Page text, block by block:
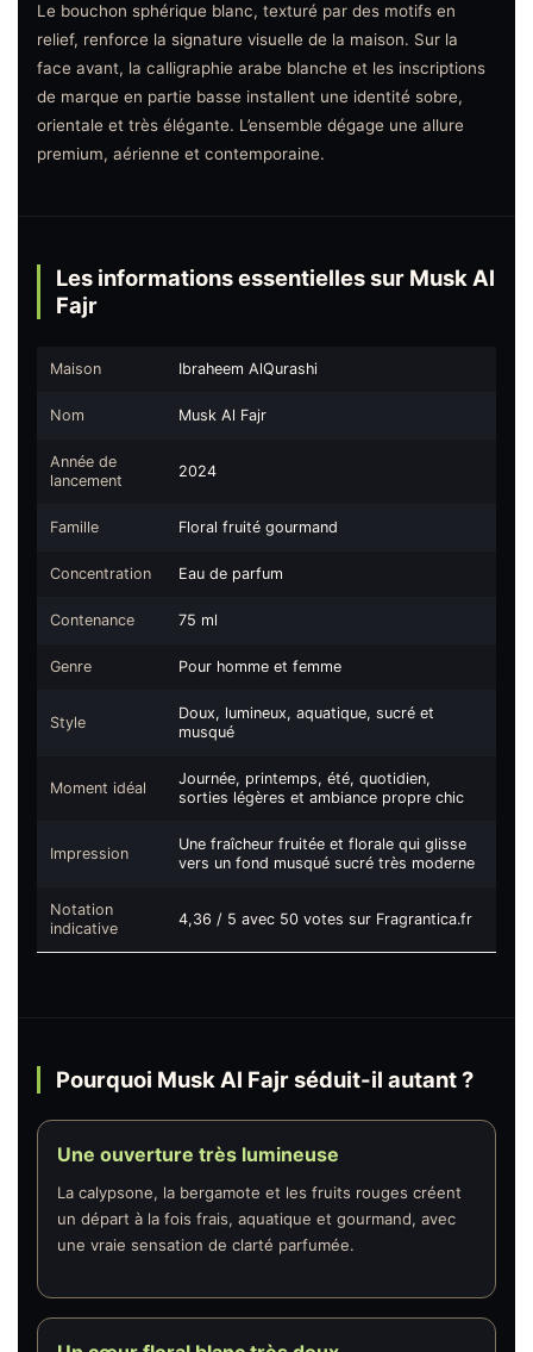
Le bouchon sphérique blanc, texturé par des motifs en
relief, renforce la signature visuelle de la maison. Sur la
face avant, la calligraphie arabe blanche et les inscriptions
de marque en partie basse installent une identité sobre,
orientale et très élégante. L’ensemble dégage une allure
premium, aérienne et contemporaine.
Les informations essentielles sur Musk Al
Fajr
Maison Ibraheem AlQurashi
Nom Musk Al Fajr
Année de
lancement
2024
Famille Floral fruité gourmand
Concentration Eau de parfum
Contenance 75 ml
Genre Pour homme et femme
Style
Doux, lumineux, aquatique, sucré et
musqué
Moment idéal
Journée, printemps, été, quotidien,
sorties légères et ambiance propre chic
Impression
Une fraîcheur fruitée et florale qui glisse
vers un fond musqué sucré très moderne
Notation
indicative
4,36 / 5 avec 50 votes sur Fragrantica.fr
Pourquoi Musk Al Fajr séduit-il autant ?
Une ouverture très lumineuse
La calypsone, la bergamote et les fruits rouges créent
un départ à la fois frais, aquatique et gourmand, avec
une vraie sensation de clarté parfumée.